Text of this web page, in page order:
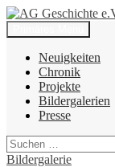
Zum
Inhalt
springen
AG
Suchen
Neuigkeiten
Chronik
Projekte
Bildergalerien
Presse
Suchen
nach:
Bildergalerie